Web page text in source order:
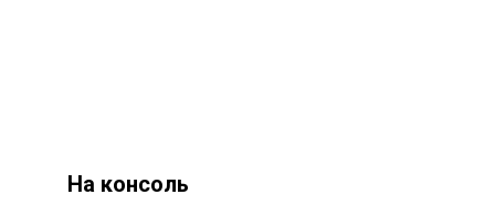
На консоль